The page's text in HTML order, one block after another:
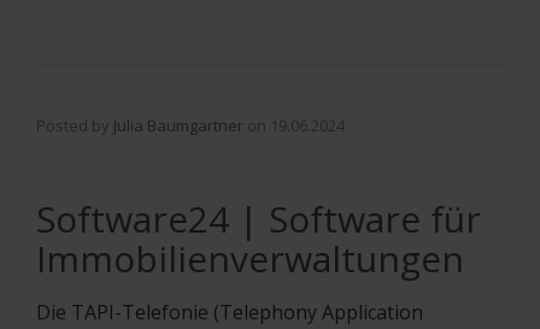
Posted by Julia Baumgartner on 19.06.2024
Software24 | Software für
Immobilienverwaltungen
Die TAPI-Telefonie (Telephony Application